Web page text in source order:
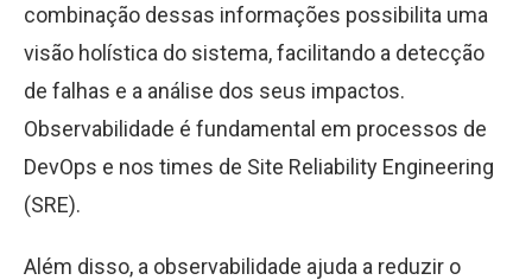
combinação dessas informações possibilita uma
visão holística do sistema, facilitando a detecção
de falhas e a análise dos seus impactos.
Observabilidade é fundamental em processos de
DevOps e nos times de Site Reliability Engineering
(SRE).
Além disso, a observabilidade ajuda a reduzir o